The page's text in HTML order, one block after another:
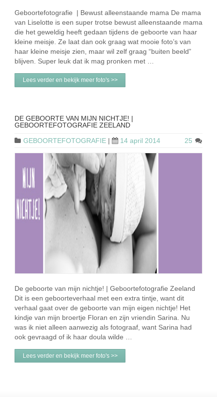
Geboortefotografie | Bewust alleenstaande mama De mama
van Liselotte is een super trotse bewust alleenstaande mama
die het geweldig heeft gedaan tijdens de geboorte van haar
kleine meisje. Ze laat dan ook graag wat mooie foto’s van
haar kleine meisje zien, maar wil zelf graag “buiten beeld”
blijven. Super leuk dat ik mag pronken met …
Lees verder en bekijk meer foto's >>
DE GEBOORTE VAN MIJN NICHTJE! |
GEBOORTEFOTOGRAFIE ZEELAND
GEBOORTEFOTOGRAFIE | 14 april 2014 25
De geboorte van mijn nichtje! | Geboortefotografie Zeeland
Dit is een geboorteverhaal met een extra tintje, want dit
verhaal gaat over de geboorte van mijn eigen nichtje! Het
kindje van mijn broertje Floran en zijn vriendin Sarina. Nu
was ik niet alleen aanwezig als fotograaf, want Sarina had
ook gevraagd of ik haar doula wilde …
Lees verder en bekijk meer foto's >>